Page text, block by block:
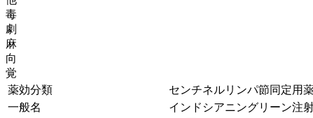
毒
劇
麻
向
覚
薬効分類
センチネルリンパ節同定用
一般名
インドシアニングリーン注